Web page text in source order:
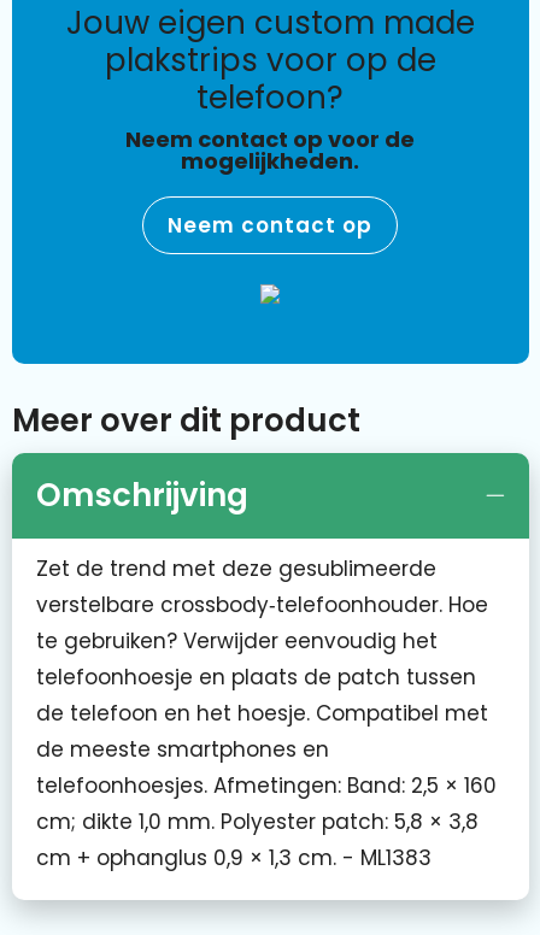
jouw eigen custom made
plakstrips voor op de
telefoon?
Neem contact op voor de
mogelijkheden.
Neem contact op
Meer over dit product
Omschrijving
Zet de trend met deze gesublimeerde
verstelbare crossbody‑telefoonhouder. Hoe
te gebruiken? Verwijder eenvoudig het
telefoonhoesje en plaats de patch tussen
de telefoon en het hoesje. Compatibel met
de meeste smartphones en
telefoonhoesjes. Afmetingen: Band: 2,5 × 160
cm; dikte 1,0 mm. Polyester patch: 5,8 × 3,8
cm + ophanglus 0,9 × 1,3 cm. - ML1383